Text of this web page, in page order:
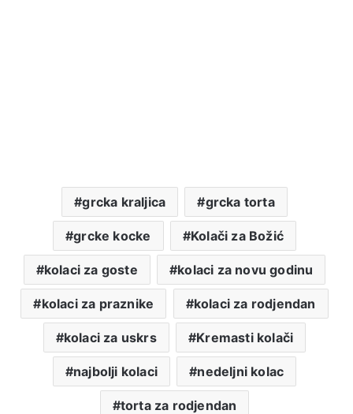
grcka kraljica grcka torta
grcke kocke Kolači za Božić
kolaci za goste kolaci za novu godinu
kolaci za praznike kolaci za rodjendan
kolaci za uskrs Kremasti kolači
najbolji kolaci nedeljni kolac
torta za rodjendan